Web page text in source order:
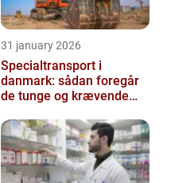
31 january 2026
Specialtransport i
danmark: sådan foregår
de tunge og krævende